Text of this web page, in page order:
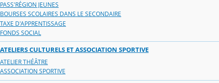
PASS'RÉGION JEUNES
BOURSES SCOLAIRES DANS LE SECONDAIRE
TAXE D'APPRENTISSAGE
FONDS SOCIAL
ATELIERS CULTURELS ET ASSOCIATION SPORTIVE
ATELIER THÉÂTRE
ASSOCIATION SPORTIVE